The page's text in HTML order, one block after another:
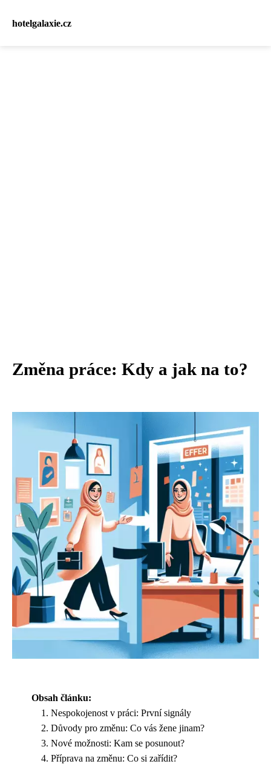
hotelgalaxie.cz
Změna práce: Kdy a jak na to?
Obsah článku:
Nespokojenost v práci: První signály
Důvody pro změnu: Co vás žene jinam?
Nové možnosti: Kam se posunout?
Příprava na změnu: Co si zařídit?